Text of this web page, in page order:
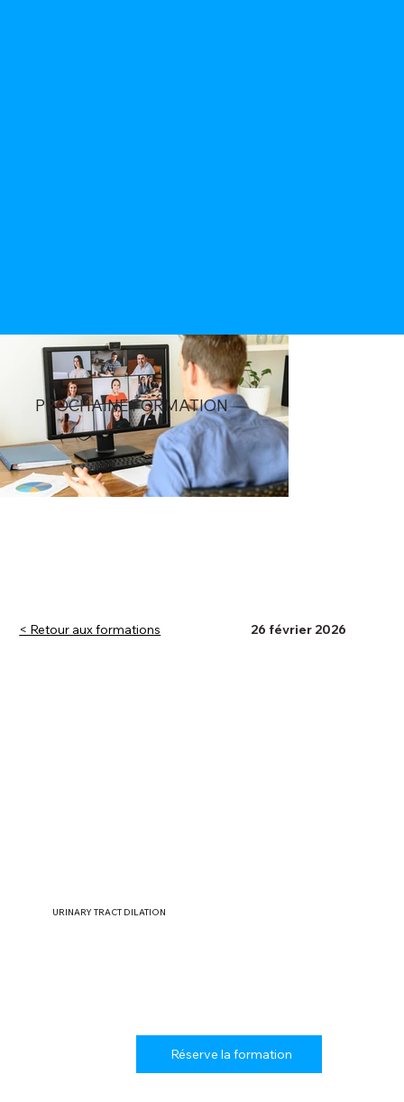
PROCHAINE FORMATION
< Retour aux formations
Réserve la formation
26 février 2026
URINARY TRACT DILATION